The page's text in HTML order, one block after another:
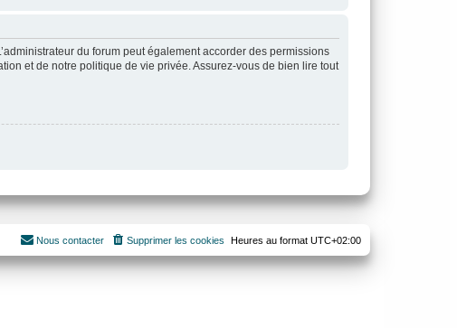
du forum peut également accorder des permissions
et de notre politique de vie privée. Assurez-vous de bien lire tout
Heures au format UTC+02:00
Supprimer les cookies
Nous contacter